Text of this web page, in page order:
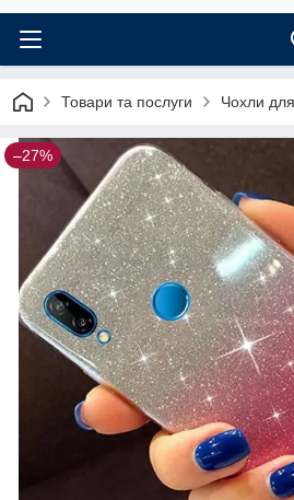
Товари та послуги Чохли
–27%